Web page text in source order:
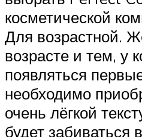
косметической
Для возрастной.
возрасте и тем, у
появляться
необходимо
очень лёгкой
будет забиваться